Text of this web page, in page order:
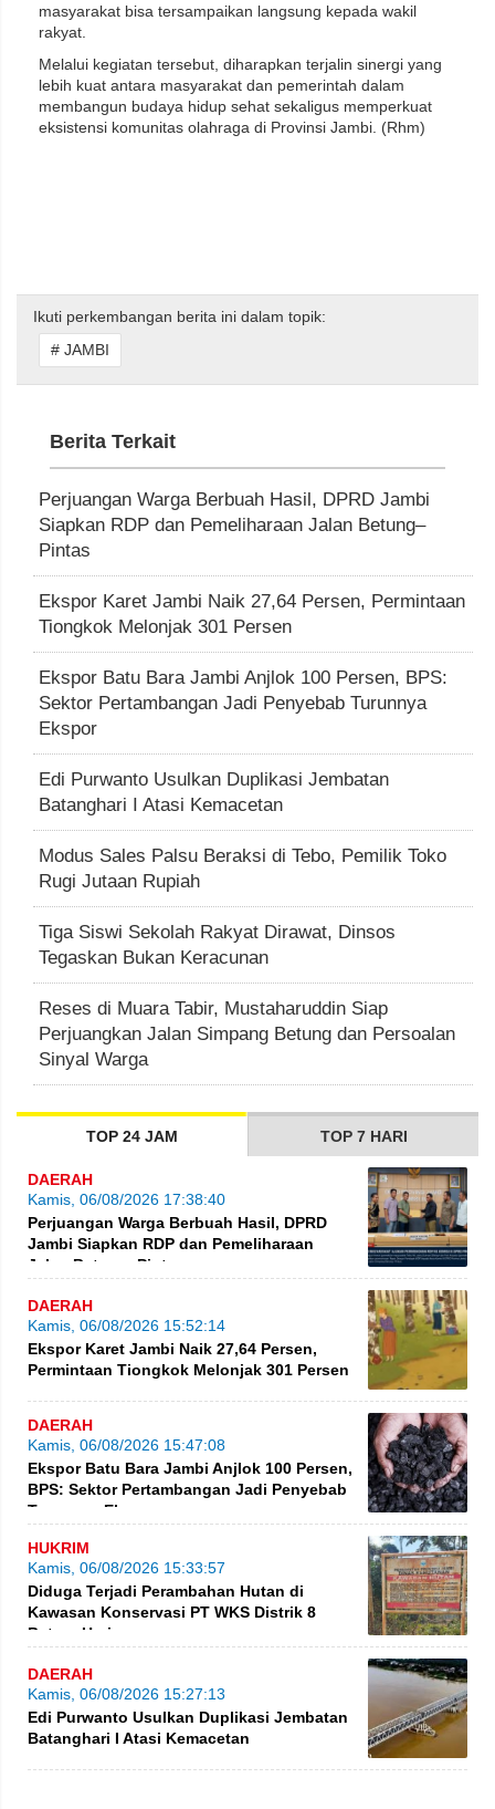
masyarakat bisa tersampaikan langsung kepada wakil
rakyat.
Melalui kegiatan tersebut, diharapkan terjalin sinergi yang
lebih kuat antara masyarakat dan pemerintah dalam
membangun budaya hidup sehat sekaligus memperkuat
eksistensi komunitas olahraga di Provinsi Jambi. (Rhm)
Ikuti perkembangan berita ini dalam topik:
# JAMBI
Berita Terkait
Perjuangan Warga Berbuah Hasil, DPRD Jambi
Siapkan RDP dan Pemeliharaan Jalan Betung–
Pintas
Ekspor Karet Jambi Naik 27,64 Persen, Permintaan
Tiongkok Melonjak 301 Persen
Ekspor Batu Bara Jambi Anjlok 100 Persen, BPS:
Sektor Pertambangan Jadi Penyebab Turunnya
Ekspor
Edi Purwanto Usulkan Duplikasi Jembatan
Batanghari I Atasi Kemacetan
Modus Sales Palsu Beraksi di Tebo, Pemilik Toko
Rugi Jutaan Rupiah
Tiga Siswi Sekolah Rakyat Dirawat, Dinsos
Tegaskan Bukan Keracunan
Reses di Muara Tabir, Mustaharuddin Siap
Perjuangkan Jalan Simpang Betung dan Persoalan
Sinyal Warga
TOP 24 JAM TOP 7 HARI
DAERAH
Kamis, 06/08/2026 17:38:40
Perjuangan Warga Berbuah Hasil, DPRD
Jambi Siapkan RDP dan Pemeliharaan
Jalan Betung–Pintas
DAERAH
Kamis, 06/08/2026 15:52:14
Ekspor Karet Jambi Naik 27,64 Persen,
Permintaan Tiongkok Melonjak 301 Persen
DAERAH
Kamis, 06/08/2026 15:47:08
Ekspor Batu Bara Jambi Anjlok 100 Persen,
BPS: Sektor Pertambangan Jadi Penyebab
Turunnya Ekspor
HUKRIM
Kamis, 06/08/2026 15:33:57
Diduga Terjadi Perambahan Hutan di
Kawasan Konservasi PT WKS Distrik 8
BatangHari
DAERAH
Kamis, 06/08/2026 15:27:13
Edi Purwanto Usulkan Duplikasi Jembatan
Batanghari I Atasi Kemacetan